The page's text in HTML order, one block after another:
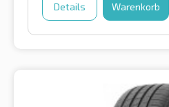
Details Warenkorb